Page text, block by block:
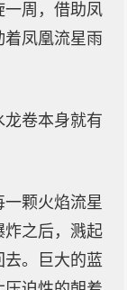
一周，借助凤
凤凰流星雨
卷本身就有
颗火焰流星
炸之后，溅起
去。巨大的蓝